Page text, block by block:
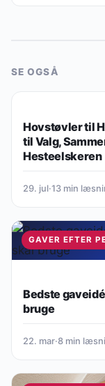
SE OGSÅ
Hovstøvler til
til Valg,
Hesteelskeren
29. jul·13 min
GAVER EFTER
Bedste
bruge
22. mar·8 min